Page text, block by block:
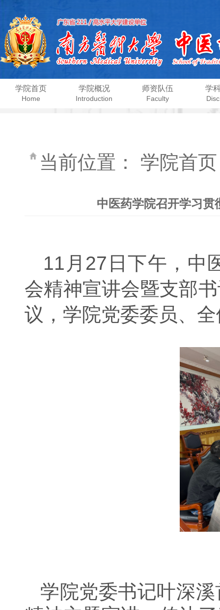
学院首页
Home
学院概况
Introduction
师资队伍
Faculty
学
当前位置： 学院首页
中医药学院召开学习
11月27日下午，中
会精神宣讲会暨支部
议，学院党委委员、
学院党委书记叶深